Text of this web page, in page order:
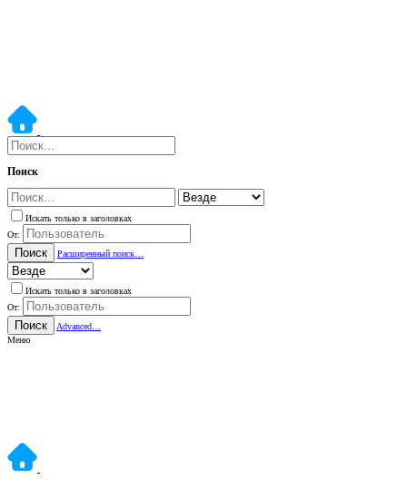
Поиск
Искать только в заголовках
От:
Поиск Расширенный поиск…
Искать только в заголовках
От:
Поиск
Advanced…
Меню